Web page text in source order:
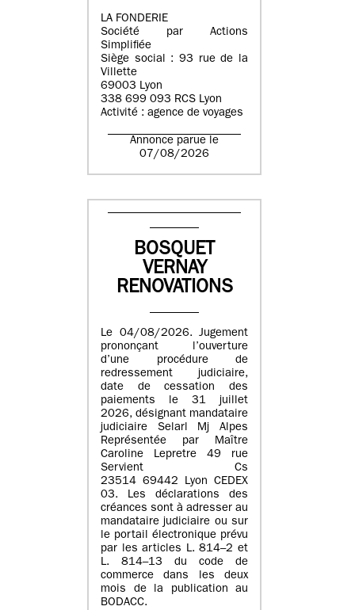
LA FONDERIE
Société par Actions
Simplifiée
Siège social : 93 rue de la
Villette
69003 Lyon
338 699 093 RCS Lyon
Activité : agence de voyages
Annonce parue le
07/08/2026
BOSQUET
VERNAY
RENOVATIONS
Le 04/08/2026. Jugement
prononçant l’ouverture
d’une procédure de
redressement judiciaire,
date de cessation des
paiements le 31 juillet
2026, désignant mandataire
judiciaire Selarl Mj Alpes
Représentée par Maître
Caroline Lepretre 49 rue
Servient Cs
23514 69442 Lyon CEDEX
03. Les déclarations des
créances sont à adresser au
mandataire judiciaire ou sur
le portail électronique prévu
par les articles L. 814–2 et
L. 814–13 du code de
commerce dans les deux
mois de la publication au
BODACC.